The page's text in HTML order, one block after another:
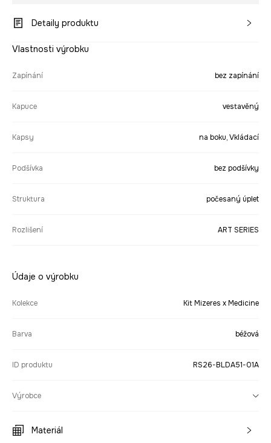
Detaily produktu
Vlastnosti výrobku
Zapínání bez zapínání
Kapuce vestavěný
Kapsy na boku, Vkládací
Podšívka bez podšívky
Struktura počesaný úplet
Rozlišení ART SERIES
Údaje o výrobku
Kolekce Kit Mizeres x Medicine
Barva béžová
ID produktu RS26-BLDA51-01A
Výrobce
Materiál